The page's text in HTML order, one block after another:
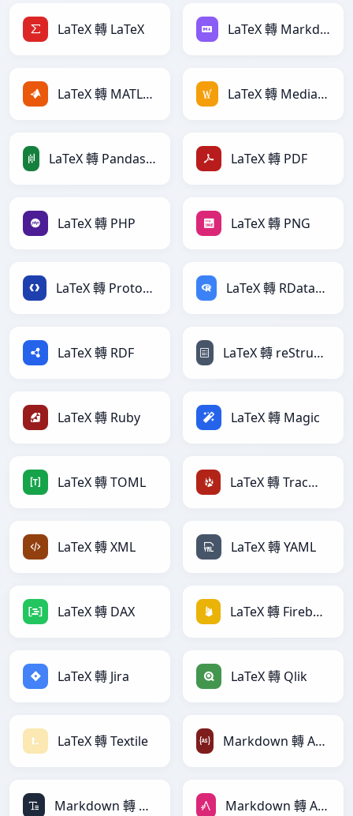
LaTeX 轉 LaTeX LaTeX 轉 Markdown
LaTeX 轉 MATLAB LaTeX 轉 MediaWiki
LaTeX 轉 PandasDataFrame LaTeX 轉 PDF
LaTeX 轉 PHP LaTeX 轉 PNG
LaTeX 轉 Protobuf LaTeX 轉 RDataFrame
LaTeX 轉 RDF LaTeX 轉 reStructuredText
LaTeX 轉 Ruby LaTeX 轉 Magic
LaTeX 轉 TOML LaTeX 轉 TracWiki
LaTeX 轉 XML LaTeX 轉 YAML
LaTeX 轉 DAX LaTeX 轉 Firebase
LaTeX 轉 Jira LaTeX 轉 Qlik
LaTeX 轉 Textile Markdown 轉 ActionScript
Markdown 轉 ASCII Markdown 轉 AsciiDoc